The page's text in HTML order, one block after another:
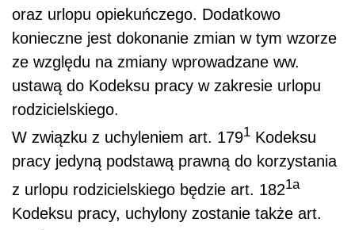
oraz urlopu opiekuńczego. Dodatkowo
konieczne jest dokonanie zmian w tym wzorze
ze względu na zmiany wprowadzane ww.
ustawą do Kodeksu pracy w zakresie urlopu
rodzicielskiego.
W związku z uchyleniem art. 1791 Kodeksu
pracy jedyną podstawą prawną do korzystania
z urlopu rodzicielskiego będzie art. 1821a
Kodeksu pracy, uchylony zostanie także art.